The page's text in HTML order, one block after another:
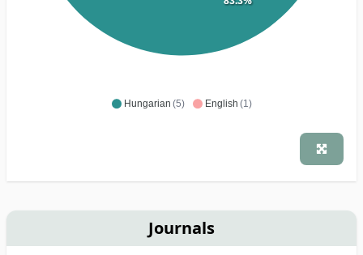
Hungarian (5) English (1)
Journals